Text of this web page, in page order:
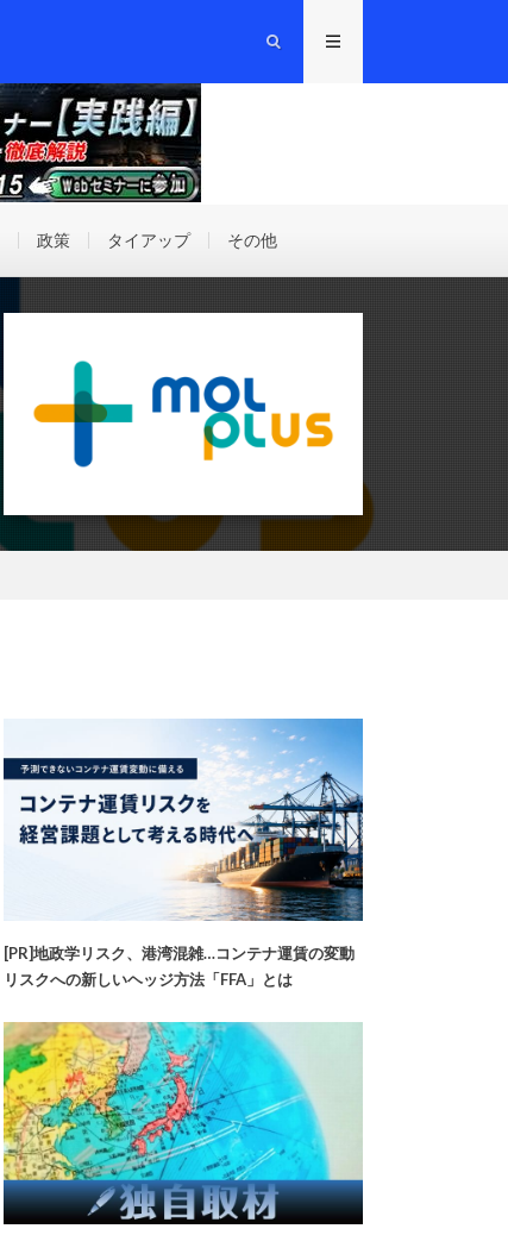
政策 タイアップ その他
[PR]地政学リスク、港湾混雑…コンテナ運賃の変動
リスクへの新しいヘッジ方法「FFA」とは